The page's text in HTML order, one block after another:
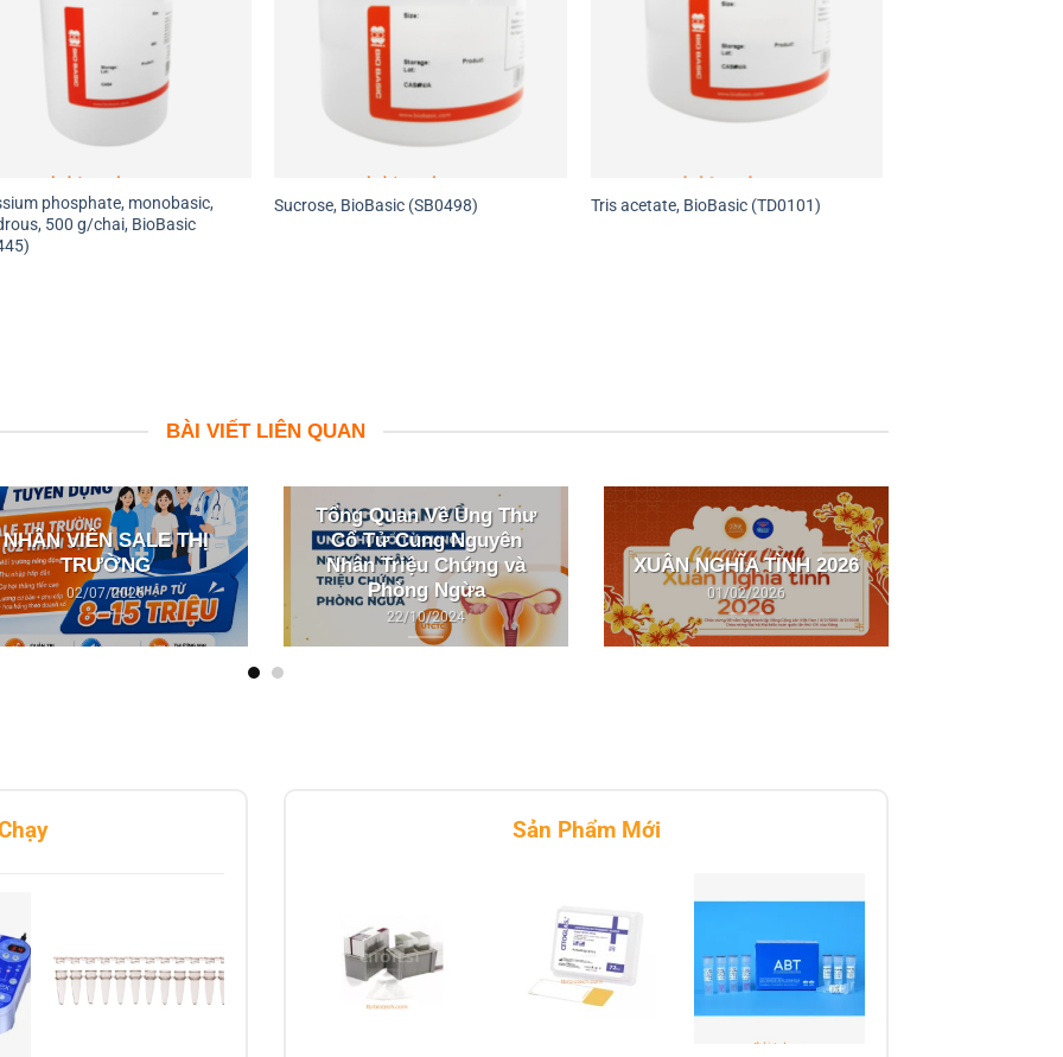
phosphate, monobasic,
500 g/chai, BioBasic
Sucrose, BioBasic (SB0498) Tris acetate, BioBasic (TD0101)
BÀI VIẾT LIÊN QUAN
NHÂN VIÊN SALE THỊ
TRƯỜNG
02/07/2026
Tổng Quan Về Ung Thư
Cổ Tử Cung Nguyên
Nhân Triệu Chứng và
Phòng Ngừa
22/10/2024
XUÂN NGHĨA TÌNH 2026
01/02/2026
Sản Phẩm Mới